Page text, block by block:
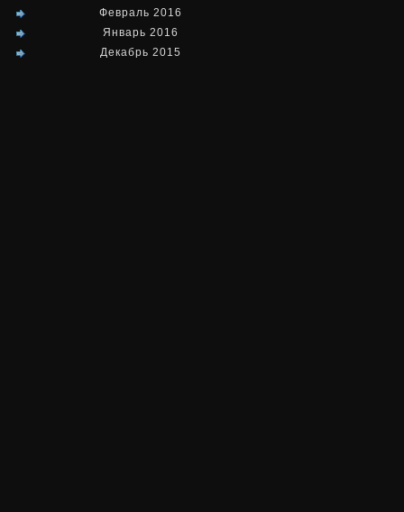
Февраль 2016
Январь 2016
Декабрь 2015